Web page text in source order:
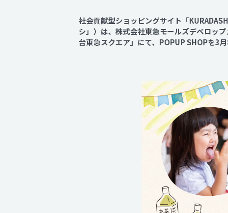
社会貢献型ショッピングサイト「
シ」）は、株式会社東急モールズデベロッ
台東急スクエア」にて、POPUP SHOPを3